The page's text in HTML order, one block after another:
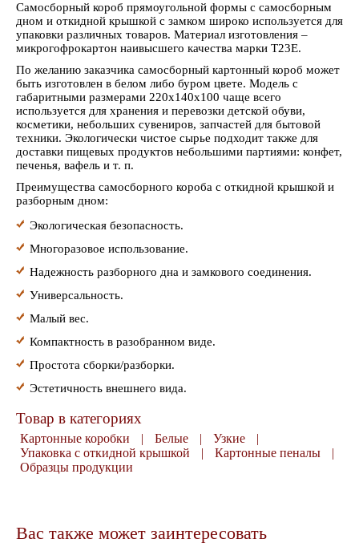
Самосборный короб прямоугольной формы с самосборным
дном и откидной крышкой с замком широко используется для
упаковки различных товаров. Материал изготовления –
микрогофрокартон наивысшего качества марки Т23Е.
По желанию заказчика самосборный картонный короб может
быть изготовлен в белом либо буром цвете. Модель с
габаритными размерами 220х140х100 чаще всего
используется для хранения и перевозки детской обуви,
косметики, небольших сувениров, запчастей для бытовой
техники. Экологически чистое сырье подходит также для
доставки пищевых продуктов небольшими партиями: конфет,
печенья, вафель и т. п.
Преимущества самосборного короба с откидной крышкой и
разборным дном:
Экологическая безопасность.
Многоразовое использование.
Надежность разборного дна и замкового соединения.
Универсальность.
Малый вес.
Компактность в разобранном виде.
Простота сборки/разборки.
Эстетичность внешнего вида.
Товар в категориях
Картонные коробки | Белые | Узкие
|
Упаковка с откидной крышкой
| Картонные пеналы
|
Образцы продукции
Вас также может заинтересовать